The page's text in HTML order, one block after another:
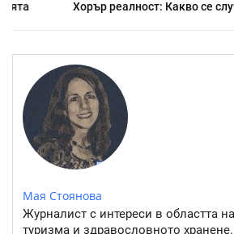
Хорър реалност: Какво се случва
Мая Стоянова
Журналист с интереси в областта
туризма и здравословното хранене.